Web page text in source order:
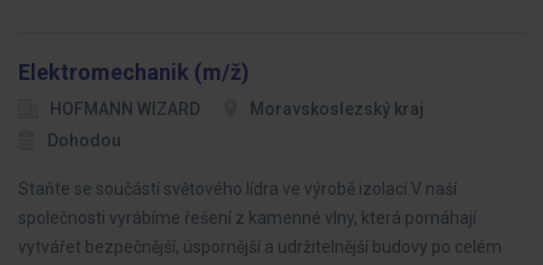
Elektromechanik (m/ž)
HOFMANN WIZARD
Moravskoslezský kraj
Dohodou
Staňte se součástí světového lídra ve výrobě izolací.V naší
společnosti vyrábíme řešení z kamenné vlny, která pomáhají
vytvářet bezpečnější, úspornější a udržitelnější budovy po celém